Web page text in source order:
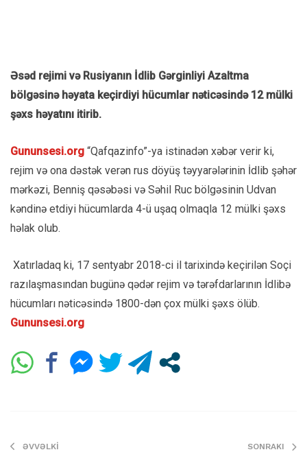
Əsəd rejimi və Rusiyanın İdlib Gərginliyi Azaltma
bölgəsinə həyata keçirdiyi hücumlar nəticəsində 12 mülki
şəxs həyatını itirib.
Gununsesi.org “Qafqazinfo”-ya istinadən xəbər verir ki,
rejim və ona dəstək verən rus döyüş təyyarələrinin İdlib şəhər
mərkəzi, Benniş qəsəbəsi və Səhil Ruc bölgəsinin Udvan
kəndinə etdiyi hücumlarda 4-ü uşaq olmaqla 12 mülki şəxs
həlak olub.
Xatırladaq ki, 17 sentyabr 2018-ci il tarixində keçirilən Soçi
razılaşmasından bugünə qədər rejim və tərəfdarlarının İdlibə
hücumları nəticəsində 1800-dən çox mülki şəxs ölüb.
Gununsesi.org
ƏVVƏLKI SONRAKI